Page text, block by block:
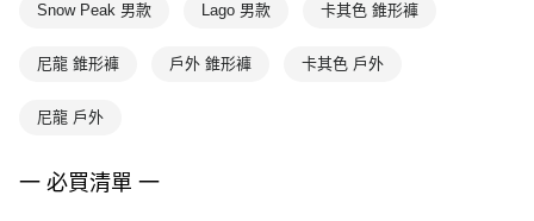
Snow Peak 男款 Lago 男款 卡其色 錐形褲
尼龍 錐形褲 戶外 錐形褲 卡其色 戶外
尼龍 戶外
一 必買清單 一